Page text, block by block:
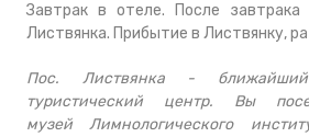
Завтрак в отеле. После завтрака
Листвянка. Прибытие в Листвянку,
Пос. Листвянка -
туристический центр. Вы
музей Лимнологического